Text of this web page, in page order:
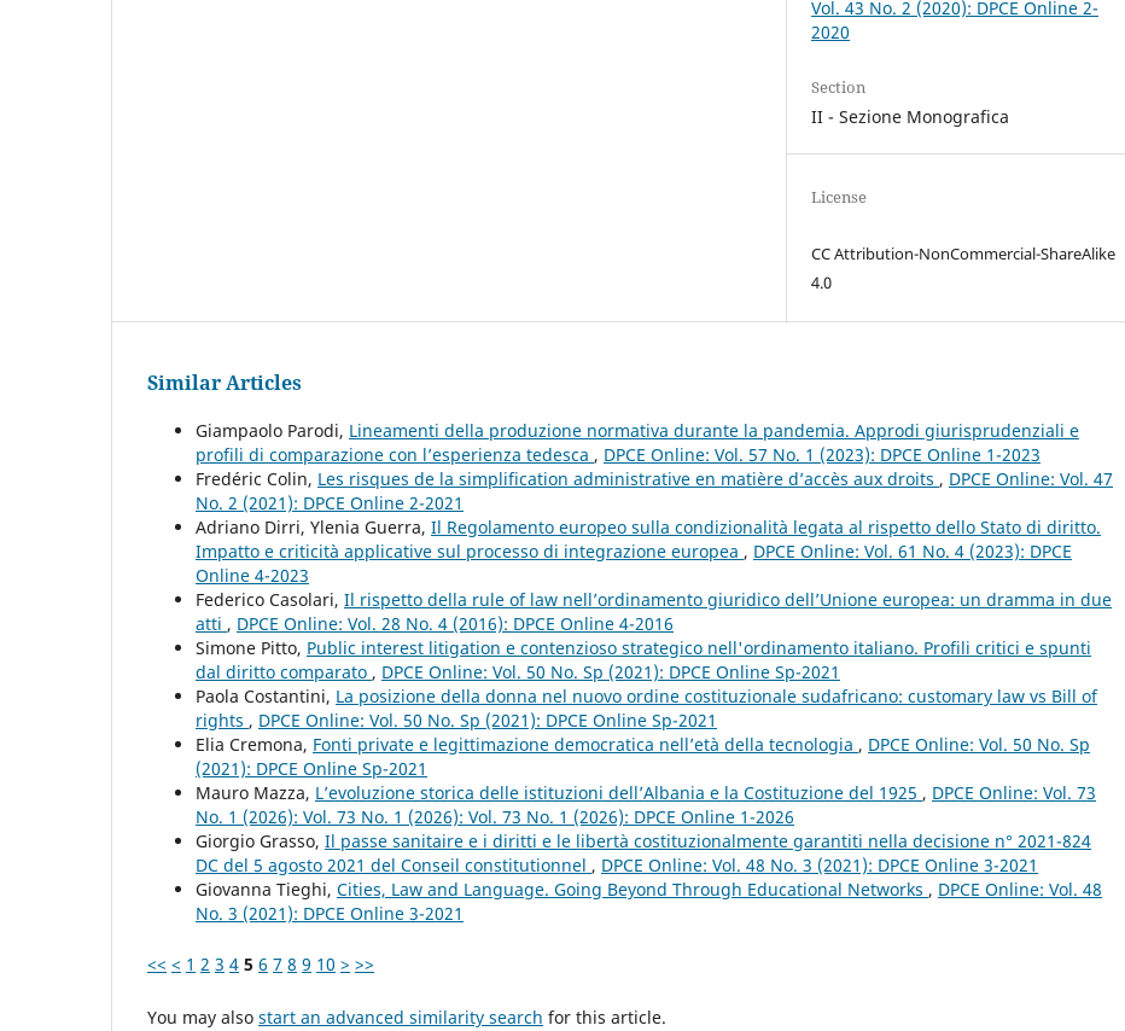
Vol. 43 No. 2 (2020): DPCE Online 2-
2020
Section
II - Sezione Monografica
License
CC Attribution-NonCommercial-ShareAlike
4.0
Similar Articles
Giampaolo Parodi, Lineamenti della produzione normativa durante la pandemia. Approdi giurisprudenziali e
profili di comparazione con l’esperienza tedesca , DPCE Online: Vol. 57 No. 1 (2023): DPCE Online 1-2023
Fredéric Colin, Les risques de la simplification administrative en matière d’accès aux droits , DPCE Online: Vol. 47
No. 2 (2021): DPCE Online 2-2021
Adriano Dirri, Ylenia Guerra, Il Regolamento europeo sulla condizionalità legata al rispetto dello Stato di diritto.
Impatto e criticità applicative sul processo di integrazione europea , DPCE Online: Vol. 61 No. 4 (2023): DPCE
Online 4-2023
Federico Casolari, Il rispetto della rule of law nell’ordinamento giuridico dell’Unione europea: un dramma in due
atti , DPCE Online: Vol. 28 No. 4 (2016): DPCE Online 4-2016
Simone Pitto, Public interest litigation e contenzioso strategico nell'ordinamento italiano. Profili critici e spunti
dal diritto comparato , DPCE Online: Vol. 50 No. Sp (2021): DPCE Online Sp-2021
Paola Costantini, La posizione della donna nel nuovo ordine costituzionale sudafricano: customary law vs Bill of
rights , DPCE Online: Vol. 50 No. Sp (2021): DPCE Online Sp-2021
Elia Cremona, Fonti private e legittimazione democratica nell’età della tecnologia , DPCE Online: Vol. 50 No. Sp
(2021): DPCE Online Sp-2021
Mauro Mazza, L’evoluzione storica delle istituzioni dell’Albania e la Costituzione del 1925 , DPCE Online: Vol. 73
No. 1 (2026): Vol. 73 No. 1 (2026): Vol. 73 No. 1 (2026): DPCE Online 1-2026
Giorgio Grasso, Il passe sanitaire e i diritti e le libertà costituzionalmente garantiti nella decisione n° 2021-824
DC del 5 agosto 2021 del Conseil constitutionnel , DPCE Online: Vol. 48 No. 3 (2021): DPCE Online 3-2021
Giovanna Tieghi, Cities, Law and Language. Going Beyond Through Educational Networks , DPCE Online: Vol. 48
No. 3 (2021): DPCE Online 3-2021
<< < 1 2 3 4 5 6 7 8 9 10 > >>
You may also start an advanced similarity search for this article.